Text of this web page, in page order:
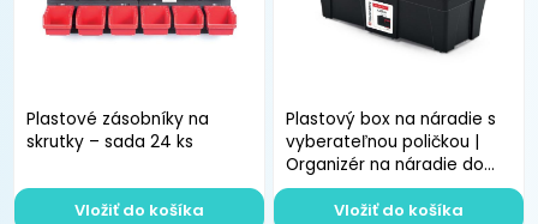
Plastové zásobníky na
skrutky – sada 24 ks
Vložiť do košíka
Plastový box na náradie s
vyberateľnou poličkou |
Organizér na náradie do
dielne a garáže
Vložiť do košíka